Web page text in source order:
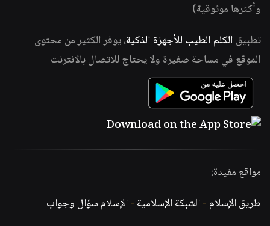
وأكثرها موثوقية)
تطبيق الكلم الطيب للأجهزة الذكية، يوفر الكثير من محتوى
الموقع في مساحة صغيرة ولا يحتاج للاتصال بالانترنت
مواقع مفيدة:
طريق الإسلام -الشبكة الإسلامية -الإسلام سؤال وجواب